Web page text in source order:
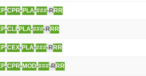
-CPR-PLA-###-R RR
-CLI -PLA-###-R RR
-CEX-PLA-###-R RR
-CPR-MOD-###-R RR